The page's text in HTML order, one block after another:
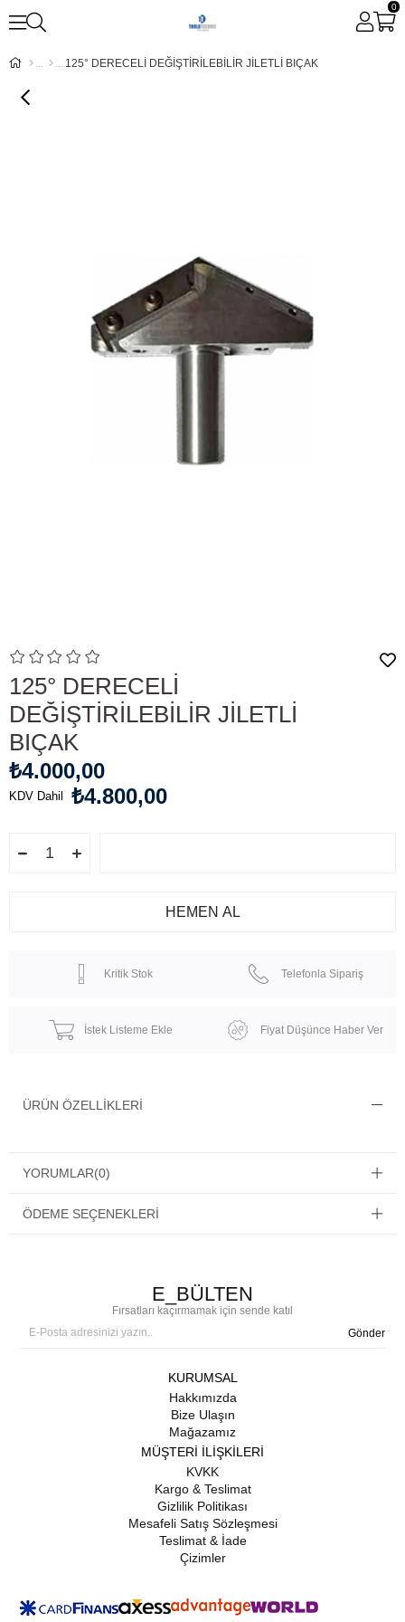
0
125° DERECELİ DEĞİŞTİRİLEBİLİR JİLETLİ BIÇAK
125° DERECELİ
DEĞİŞTİRİLEBİLİR JİLETLİ
BIÇAK
₺4.000,00
KDV Dahil ₺4.800,00
Kritik Stok Telefonla Sipariş
İstek Listeme Ekle Fiyat Düşünce Haber Ver
ÜRÜN ÖZELLIKLERI
YORUMLAR(0)
ÖDEME SEÇENEKLERI
E_BÜLTEN
Fırsatları kaçırmamak için sende katıl
Gönder
KURUMSAL
Hakkımızda
Bize Ulaşın
Mağazamız
MÜŞTERİ İLİŞKİLERİ
KVKK
Kargo & Teslimat
Gizlilik Politikası
Mesafeli Satış Sözleşmesi
Teslimat & İade
Çizimler